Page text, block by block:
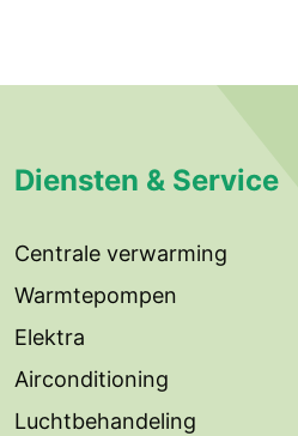
Diensten & Service
Centrale verwarming
Warmtepompen
Elektra
Airconditioning
Luchtbehandeling